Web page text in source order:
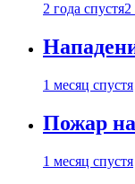
2 года спустя2
1 месяц спустя
Пожар
1 месяц спустя